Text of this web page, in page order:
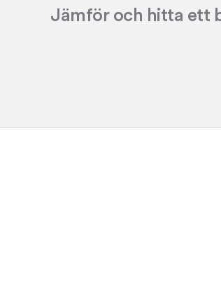
Jämför och hitta ett